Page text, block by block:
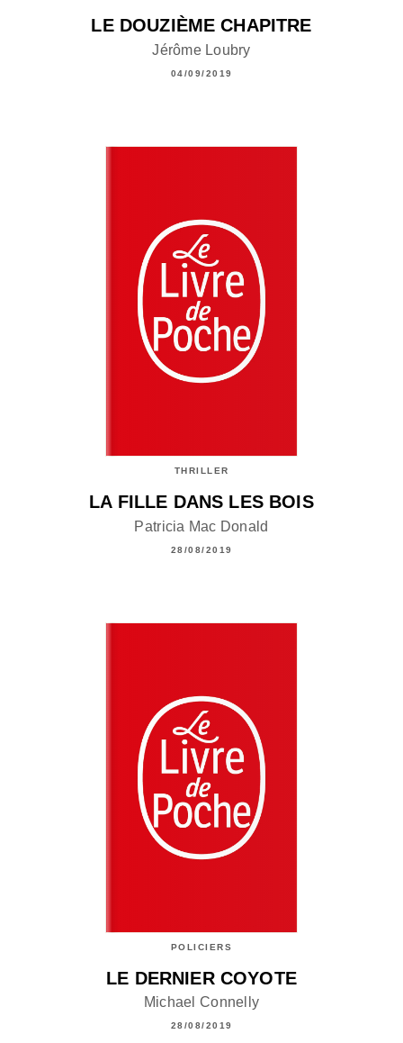
LE DOUZIÈME CHAPITRE
Jérôme Loubry
04/09/2019
THRILLER
LA FILLE DANS LES BOIS
Patricia Mac Donald
28/08/2019
POLICIERS
LE DERNIER COYOTE
Michael Connelly
28/08/2019